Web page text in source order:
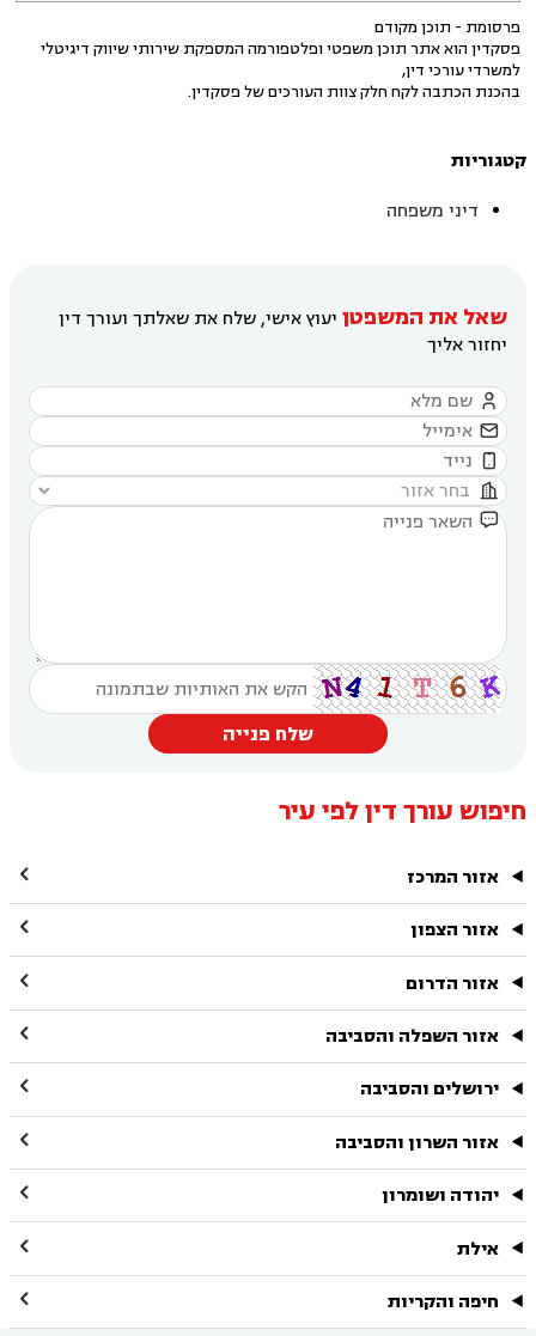
פרסומת - תוכן מקודם
פסקדין הוא אתר תוכן משפטי ופלטפורמה המספקת שירותי שיווק דיגיטלי
למשרדי עורכי דין,
בהכנת הכתבה לקח חלק צוות העורכים של פסקדין.
קטגוריות
דיני משפחה
שאל את המשפטן יעוץ אישי, שלח את שאלתך ועורך דין
יחזור אליך





שלח פנייה
חיפוש עורך דין לפי עיר
אזור המרכז 
אזור הצפון 
אזור הדרום 
אזור השפלה והסביבה 
ירושלים והסביבה 
אזור השרון והסביבה 
יהודה ושומרון 
אילת 
חיפה והקריות 